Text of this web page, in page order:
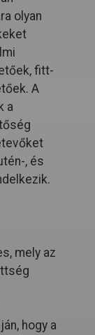
olyan
fitt-
A
a
, és
mely az
hogy a